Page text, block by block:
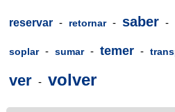
reservar - retornar - saber -
soplar - sumar - temer -
ver - volver